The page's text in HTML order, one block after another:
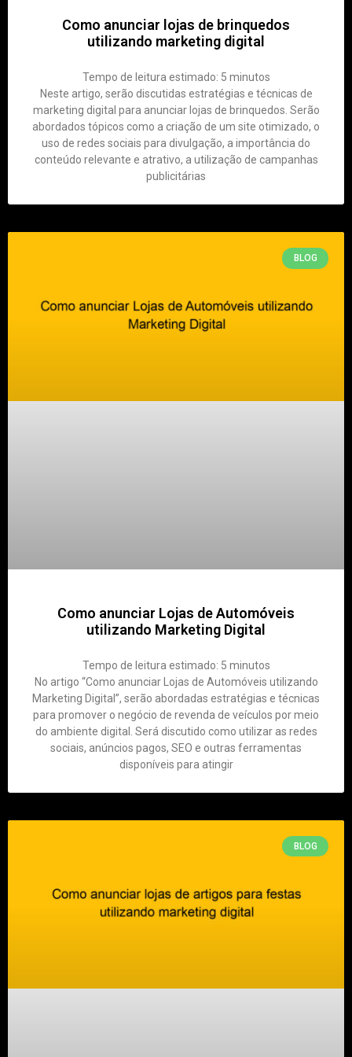
Como anunciar lojas de brinquedos
utilizando marketing digital
Tempo de leitura estimado: 5 minutos
Neste artigo, serão discutidas estratégias e técnicas de
marketing digital para anunciar lojas de brinquedos. Serão
abordados tópicos como a criação de um site otimizado, o
uso de redes sociais para divulgação, a importância do
conteúdo relevante e atrativo, a utilização de campanhas
publicitárias
BLOG
Como anunciar Lojas de Automóveis
utilizando Marketing Digital
Tempo de leitura estimado: 5 minutos
No artigo “Como anunciar Lojas de Automóveis utilizando
Marketing Digital”, serão abordadas estratégias e técnicas
para promover o negócio de revenda de veículos por meio
do ambiente digital. Será discutido como utilizar as redes
sociais, anúncios pagos, SEO e outras ferramentas
disponíveis para atingir
BLOG